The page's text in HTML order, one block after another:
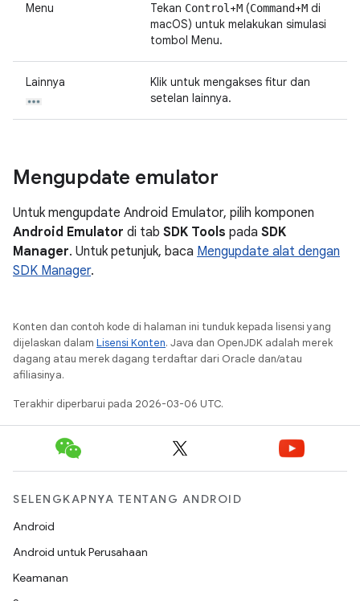
Menu Tekan Control +M (Command+M di
macOS) untuk melakukan simulasi
tombol Menu.
Lainnya
Klik untuk mengakses fitur dan
setelan lainnya.
Mengupdate emulator
Untuk mengupdate Android Emulator, pilih komponen
Android Emulator di tab SDK Tools pada SDK
Manager. Untuk petunjuk, baca Mengupdate alat dengan
SDK Manager.
Konten dan contoh kode di halaman ini tunduk kepada lisensi yang
dijelaskan dalam Lisensi Konten. Java dan OpenJDK adalah merek
dagang atau merek dagang terdaftar dari Oracle dan/atau
afiliasinya.
Terakhir diperbarui pada 2026-03-06 UTC.
SELENGKAPNYA TENTANG ANDROID
Android
Android untuk Perusahaan
Keamanan